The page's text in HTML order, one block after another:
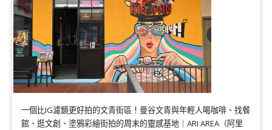
一個比IG濾鏡更好拍的文青街區！曼谷文青與年輕人喝咖啡、找餐
館、逛文創、塗鴉彩繪街拍的周末的靈感基地｜ARI AREA（阿里